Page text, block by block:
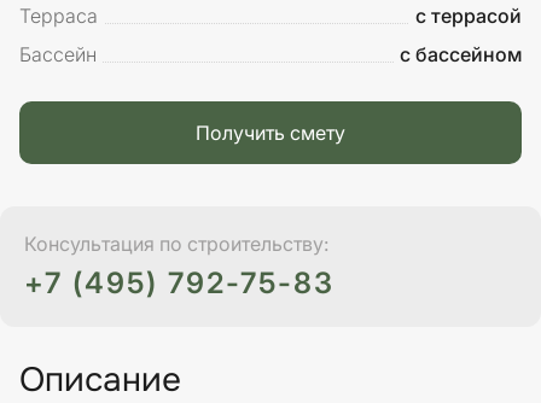
Терраса
с террасой
Бассейн
с бассейном
Получить смету
Консультация по строительству:
+7 (495) 792-75-83
Описание